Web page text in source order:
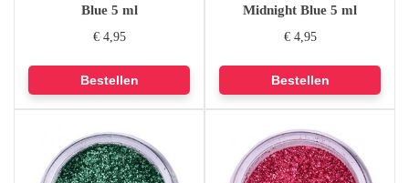
Blue 5 ml
€ 4,95
Midnight Blue 5 ml
€ 4,95